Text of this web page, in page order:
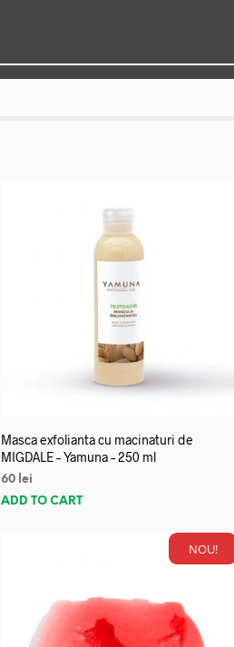
Masca exfolianta cu macinaturi de
MIGDALE – Yamuna – 250 ml
60 lei
ADD TO CART
NOU!